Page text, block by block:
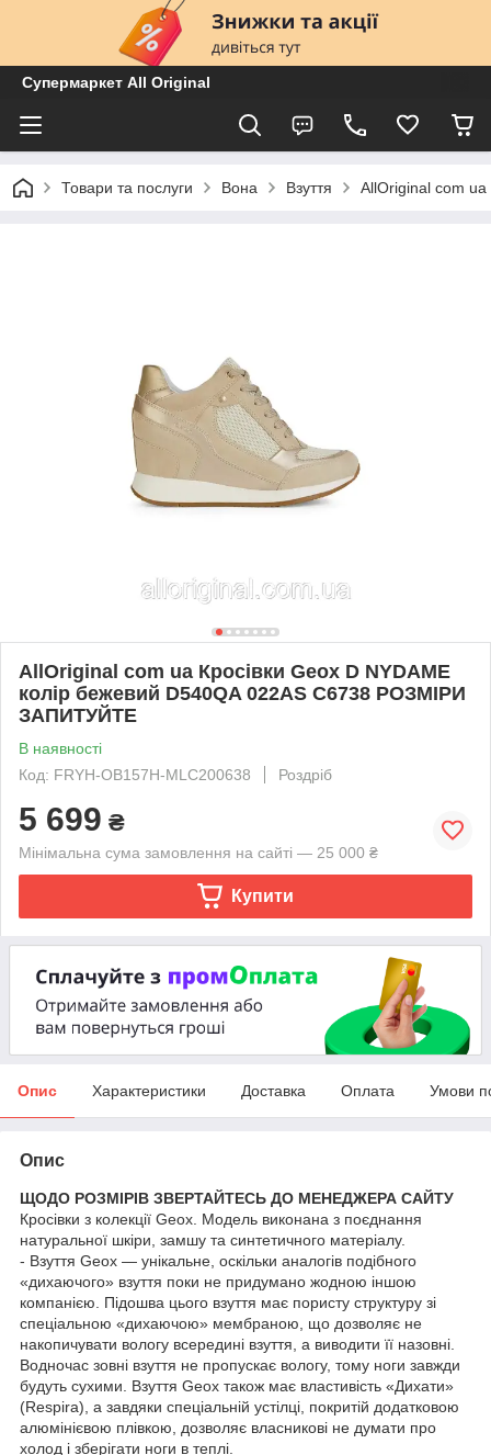
Супермаркет All Original
Товари та послуги Вона Взуття AllOriginal com
AllOriginal com ua Кросівки Geox D NYDAME
колір бежевий D540QA 022AS C6738 РОЗМІРИ
ЗАПИТУЙТЕ
В наявності
Код: FRYH-OB157H-MLC200638
Роздріб
5 699 ₴
Мінімальна сума замовлення на сайті — 25 000 ₴
Купити
Опис Характеристики Доставка Оплата Умови
Опис
ЩОДО РОЗМІРІВ ЗВЕРТАЙТЕСЬ ДО МЕНЕДЖЕРА САЙТУ
Кросівки з колекції Geox. Модель виконана з поєднання
натуральної шкіри, замшу та синтетичного матеріалу.
- Взуття Geox — унікальне, оскільки аналогів подібного
«дихаючого» взуття поки не придумано жодною іншою
компанією. Підошва цього взуття має пористу структуру зі
спеціальною «дихаючою» мембраною, що дозволяє не
накопичувати вологу всередині взуття, а виводити її назовні.
Водночас зовні взуття не пропускає вологу, тому ноги завжди
будуть сухими. Взуття Geox також має властивість «Дихати»
(Respira), а завдяки спеціальній устілці, покритій додатковою
алюмінієвою плівкою, дозволяє власникові не думати про
холод і зберігати ноги в теплі.